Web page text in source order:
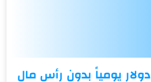
الربح من الانترنت 40 دولار يومياً بدون رأس مال